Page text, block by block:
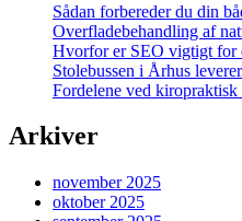
Sådan forbereder du din
Overfladebehandling af
Hvorfor er SEO vigtigt for
Stolebussen i Århus
Fordelene ved kiropraktisk
Arkiver
november 2025
oktober 2025